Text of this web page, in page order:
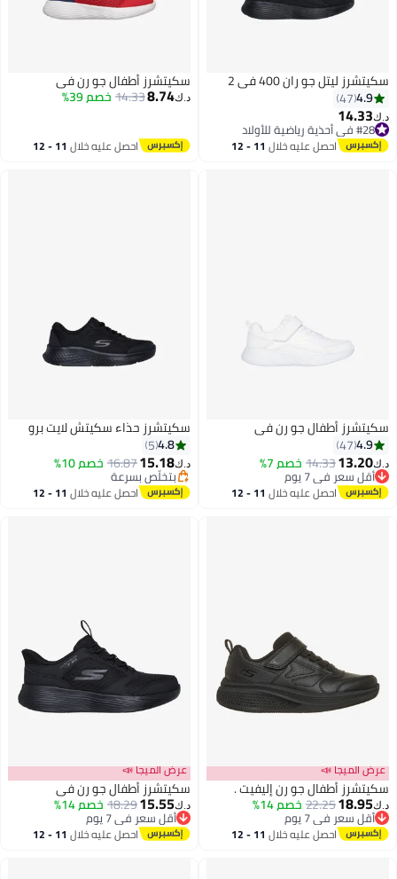
2
سكيتشرز ليتل جو ران 400 في 2
4.9
47
د.ك‏14.33
#28 في أحذية رياضية للأولاد
#28 في أحذية رياضية للأولاد احصل عليه خلال 11 - 12
2
سكيتشرز أطفال جو رن في
د.ك‏8.74
14.33خصم 39%
احصل عليه خلال 11 - 12
2
سكيتشرز أطفال جو رن في
4.9
47
د.ك‏13.20
14.33خصم 7%
أقل سعر في 7 يوم
أقل سعر في 7 يوماحصل عليه خلال 11 - 12
سكيتشرز حذاء سكيتش لايت برو
4.8
5
د.ك‏15.18
16.87خصم 10%
بتخلّص بسرعة
بتخلّص بسرعةاحصل عليه خلال 11 - 12
عرض الميجا 📣
سكيتشرز أطفال جو رن إليفيت .
د.ك‏18.95
22.25خصم 14%
أقل سعر في 7 يوم
أقل سعر في 7 يوماحصل عليه خلال 11 - 12
عرض الميجا 📣
سكيتشرز أطفال جو رن في
د.ك‏15.55
18.29خصم 14%
أقل سعر في 7 يوم
أقل سعر في 7 يوماحصل عليه خلال 11 - 12